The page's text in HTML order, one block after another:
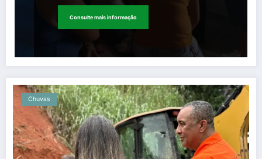
Consulte mais informação
Chuvas